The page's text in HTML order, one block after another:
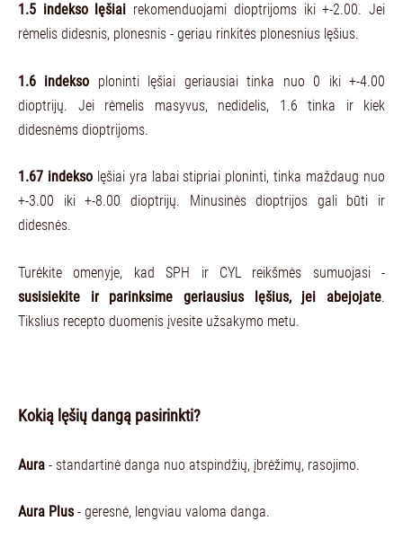
1.5 indekso lęšiai rekomenduojami dioptrijoms iki +-2.00. Jei
rėmelis didesnis, plonesnis - geriau rinkitės plonesnius lęšius.
1.6 indekso ploninti lęšiai geriausiai tinka nuo 0 iki +-4.00
dioptrijų. Jei rėmelis masyvus, nedidelis, 1.6 tinka ir kiek
didesnėms dioptrijoms.
1.67 indeksolęšiai yra labai stipriai ploninti, tinka maždaug nuo
+-3.00 iki +-8.00 dioptrijų. Minusinės dioptrijos gali būti ir
didesnės.
Turėkite omenyje, kad SPH ir CYL reikšmės sumuojasi -
susisiekite ir parinksime geriausius lęšius, jei abejojate.
Tikslius recepto duomenis įvesite užsakymo metu.
Kokią lęšių dangą pasirinkti?
Aura - standartinė danga nuo atspindžių, įbrėžimų, rasojimo.
Aura Plus- geresnė, lengviau valoma danga.